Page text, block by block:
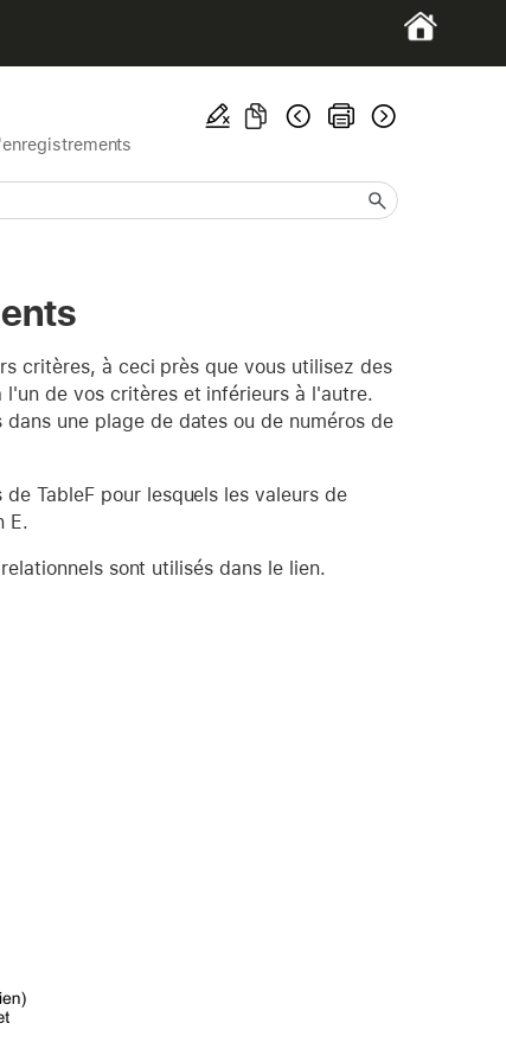
critères, à ceci près que vous utilisez des
de vos critères et inférieurs à l'autre.
une plage de dates ou de numéros de
TableF pour lesquels les valeurs de
E.
sont utilisés dans le lien.